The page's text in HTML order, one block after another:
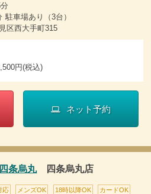
車場あり（3台）
区西大手町315
円(税込)
ネット予約
条烏丸四条烏丸店
応 メンズOK 18時以降OK カードOK